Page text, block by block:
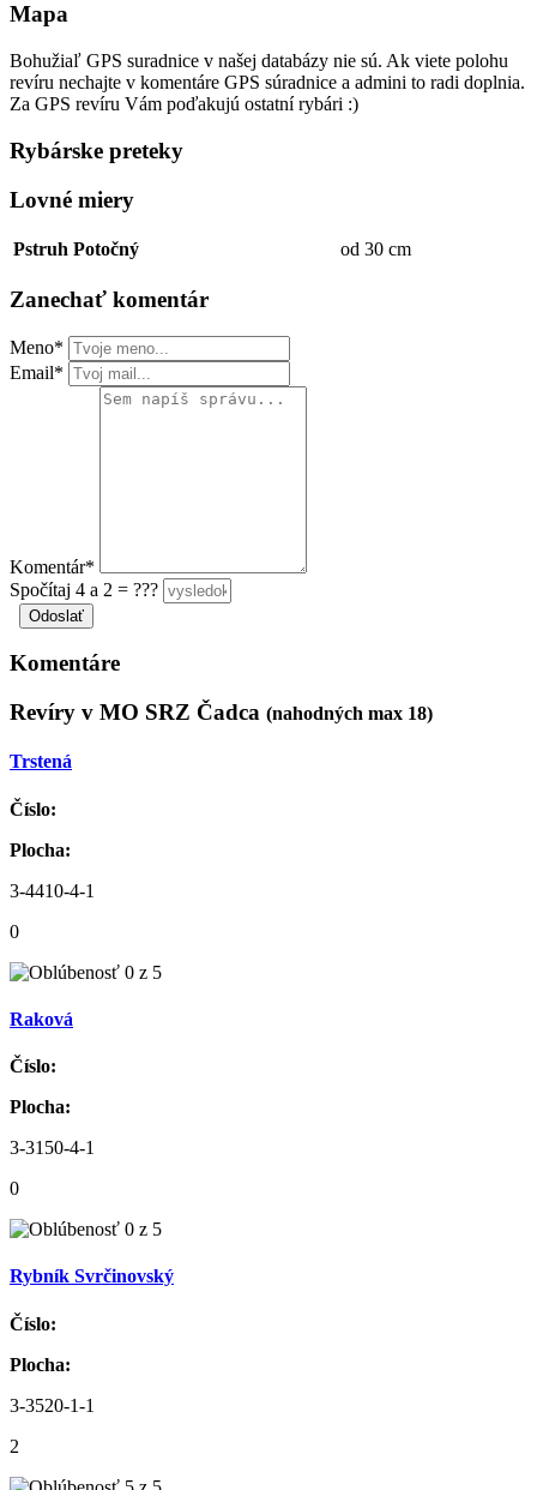
Mapa
Bohužiaľ GPS suradnice v našej databázy nie sú. Ak viete polohu
revíru nechajte v komentáre GPS súradnice a admini to radi doplnia.
Za GPS revíru Vám poďakujú ostatní rybári :)
Rybárske preteky
Lovné miery
Pstruh Potočný od 30 cm
Zanechať komentár
Meno*
Email*
Komentár*
Spočítaj 4 a 2 = ???
Komentáre
Revíry v MO SRZ Čadca (nahodných max 18)
Trstená
Číslo:
Plocha:
3-4410-4-1
0
Raková
Číslo:
Plocha:
3-3150-4-1
0
Rybník Svrčinovský
Číslo:
Plocha:
3-3520-1-1
2